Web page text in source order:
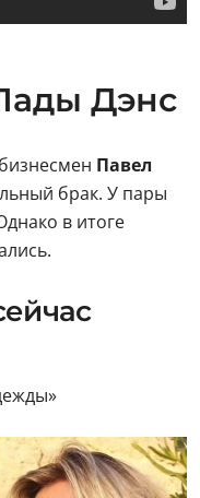
Дэнс
Павел
брак. У пары
в итоге